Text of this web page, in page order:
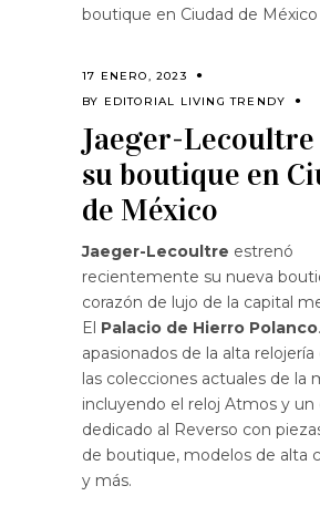
boutique en Ciudad de México
17 ENERO, 2023
BY EDITORIAL LIVING TRENDY
Jaeger-
su boutique en
de México
Jaeger-Lecoultre estrenó
recientemente su nueva
corazón de lujo de la capital
El Palacio de Hierro Polanco
apasionados de la alta
las colecciones actuales de la
incluyendo el reloj Atmos y un
dedicado al Reverso con
de boutique, modelos de alta
y más.